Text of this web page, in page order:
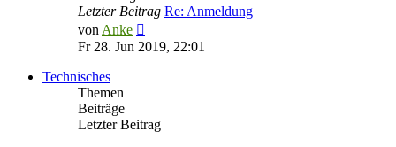
Letzter Beitrag Re: Anmeldung
von Anke
Beitrag
Fr 28. Jun 2019, 22:01
Technisches
Themen
Beiträge
Letzter Beitrag